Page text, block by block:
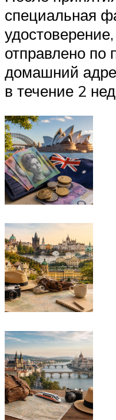
специальная
отправлено по
домашний
в течение 2